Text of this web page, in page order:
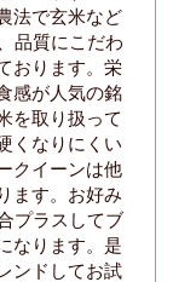
法で玄米など
品質にこだわ
おります。栄
感が人気の銘
を取り扱って
くなりにくい
クイーンは他
ます。お好み
プラスしてブ
なります。是
ンドしてお試